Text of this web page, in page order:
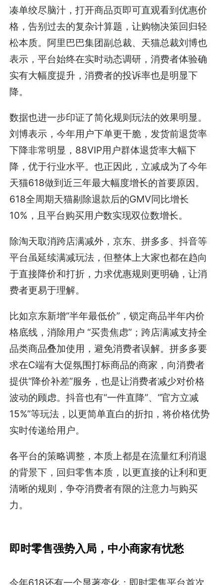
凑单绞尽脑汁，打开商品页即可直观看到优惠价
格，告别过去的复杂计算题，让购物决策回归轻
松本质。阿里巴巴集团副总裁、天猫总裁刘博也
表示，平台始终在实时动态调研，消费者体验确
实有大幅度提升，消费者的投诉率也是明显下
降。
数据也进一步印证了简化规则玩法的效果明显。
刘博表示，今年用户下单更干脆，发货前退货率
下降非常明显，88VIP用户群体退货率大幅下
降，优于行业水平。也正因此，立减成为了今年
天猫618做到近三年最大幅度增长的首要原因。
618全周期天猫剔除退款后的GMV同比增长
10%，且平台购买用户数实现双位数增长。
除淘天取消跨店满减外，京东、拼多多、抖音等
平台虽延续满减玩法，但整体上大家也都在趋向
于直接降价和打折，力求优惠规则更明确，让消
费者更易于理解。
比如京东新增“半年最低价”，锁定商品半年内价
格底线，消除用户 “买贵焦虑”；跨店满减支持全
品类商品叠加使用，避免消费者误解。拼多多要
求在C端有大促氛围打标商品的商家，向消费者
提供“降价补差”服务，也是让消费者减少对价格
波动的顾虑。抖音也有“一件直降”、“官方立减
15%”等玩法，以更简单直白的折扣，将价格优势
实时传递给用户。
各平台的策略调整，本质上都是在流量红利消退
的背景下，回归零售本质，以更直接的让利和更
清晰的规则，争夺消费者有限的注意力与购买
力。
即时零售强势入局，中小商家有忧愁
今年618还有一个显著变化：即时零售平台首次